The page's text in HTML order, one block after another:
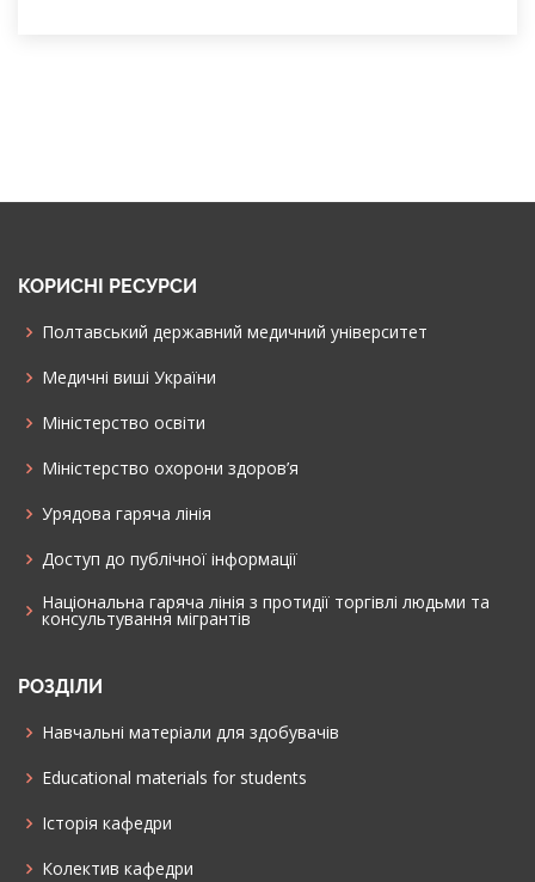
КОРИСНІ РЕСУРСИ
Полтавський державний медичний університет
Медичні виші України
Міністерство освіти
Міністерство охорони здоров’я
Урядова гаряча лінія
Доступ до публічної інформації
Національна гаряча лінія з протидії торгівлі людьми та
консультування мiгрантiв
РОЗДІЛИ
Навчальні матеріали для здобувачів
Educational materials for students
Історія кафедри
Колектив кафедри